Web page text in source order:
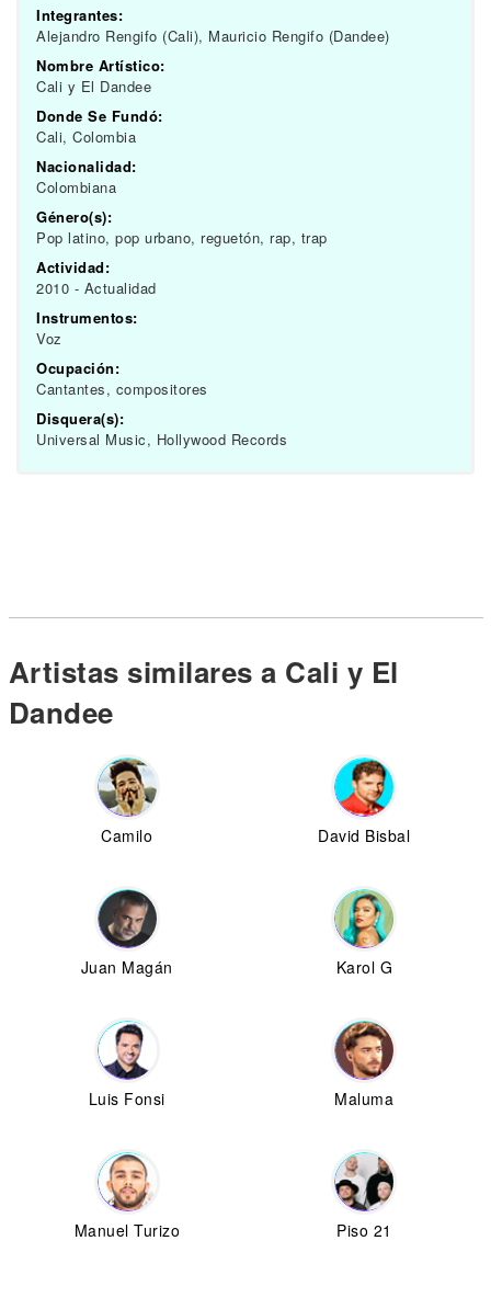
Integrantes:
Alejandro Rengifo (Cali), Mauricio Rengifo (Dandee)
Nombre Artístico:
Cali y El Dandee
Donde Se Fundó:
Cali, Colombia
Nacionalidad:
Colombiana
Género(s):
Pop latino, pop urbano, reguetón, rap, trap
Actividad:
2010 - Actualidad
Instrumentos:
Voz
Ocupación:
Cantantes, compositores
Disquera(s):
Universal Music, Hollywood Records
Artistas similares a Cali y El
Dandee
Camilo David Bisbal
Juan Magán Karol G
Luis Fonsi Maluma
Manuel Turizo Piso 21